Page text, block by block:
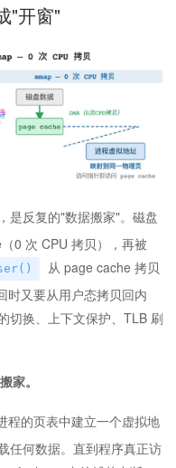
"开窗"
是反复的"数据搬家"。磁盘
0 次 CPU 拷贝），再被
从 page cache 拷贝
时又要从用户态拷贝回内
切换、上下文保护、TLB 刷
家。
程的页表中建立一个虚拟地
任何数据。直到程序真正访